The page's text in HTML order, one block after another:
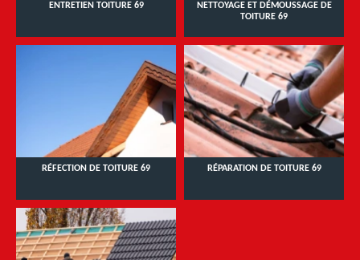
ENTRETIEN TOITURE 69
NETTOYAGE ET DÉMOUSSAGE DE
TOITURE 69
RÉFECTION DE TOITURE 69 RÉPARATION DE TOITURE 69